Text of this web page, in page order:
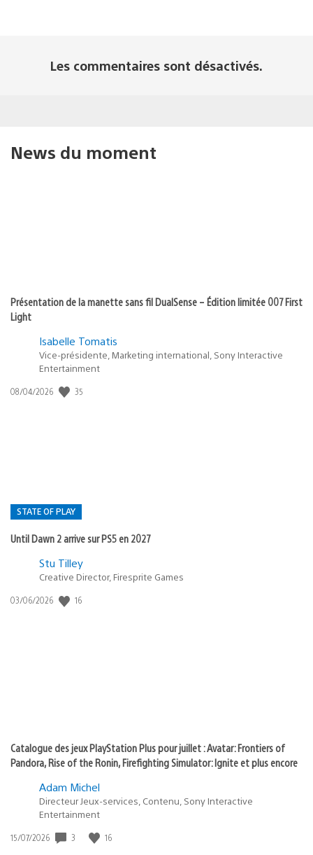
Les commentaires sont désactivés.
News du moment
Présentation de la manette sans fil DualSense – Édition limitée 007 First
Light
Isabelle Tomatis
Vice-présidente, Marketing international, Sony Interactive
Entertainment
Date
08/04/2026 35
STATE OF PLAY
Until Dawn 2 arrive sur PS5 en 2027
Postée
:
Stu Tilley
Creative Director, Firesprite Games
Date
03/06/2026 16
Catalogue des jeux PlayStation Plus pour juillet : Avatar: Frontiers of
Pandora, Rise of the Ronin, Firefighting Simulator: Ignite et plus encore
Adam Michel
Directeur Jeux-services, Contenu, Sony Interactive
Entertainment
Date
15/07/2026 3 16